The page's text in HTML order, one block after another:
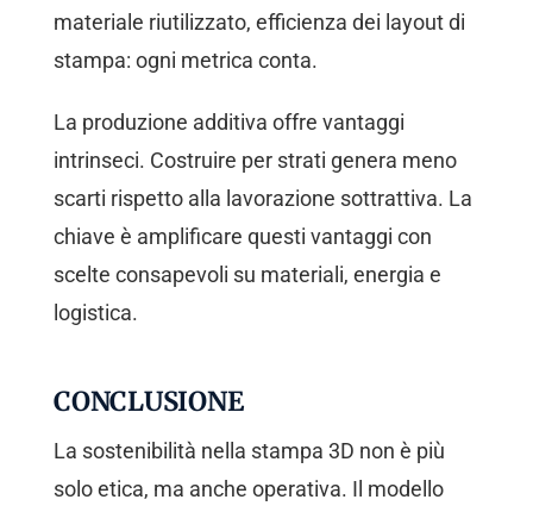
materiale riutilizzato, efficienza dei layout di
stampa: ogni metrica conta.
La produzione additiva offre vantaggi
intrinseci. Costruire per strati genera meno
scarti rispetto alla lavorazione sottrattiva. La
chiave è amplificare questi vantaggi con
scelte consapevoli su materiali, energia e
logistica.
CONCLUSIONE
La sostenibilità nella stampa 3D non è più
solo etica, ma anche operativa. Il modello